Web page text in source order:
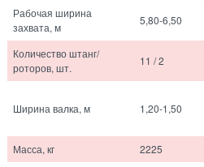
Рабочая ширина
захвата, м
5,80-6,50
Количество штанг/
роторов, шт.
11 / 2
Ширина валка, м 1,20-1,50
Масса, кг 2225